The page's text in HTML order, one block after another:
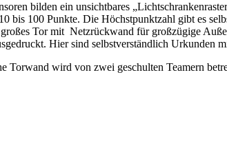
bilden ein unsichtbares
bis 100 Punkte. Die Höchstpunktzahl gibt es
Tor mit Netzrückwand für großzügige
Hier sind selbstverständlich Urkunden
wird von zwei geschulten Teamern